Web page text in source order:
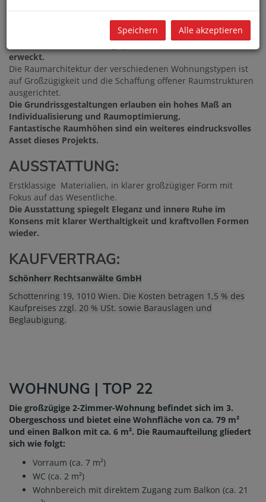
wurde State of the Art
in meisterhafter Qualität unter Wahrung der historisch
wertvollen Architektur mit modernster Technik
erweckt.
Die Raumarchitektur der verschiedenen Wohnungstypen ist
auf Großzügigkeit und die Schaffung offener Raumstrukturen
ausgerichtet.
Die Grundrissgestaltungen erlauben ein hohes Maß an
Individualisierung und Raumoptimierung.
Fantastische Raumhöhen sind ein weiteres eindrucksvolles
Asset dieses Projekts.
AUSSTATTUNG:
Erstklassige Materialien, in klarer großzügiger Form mit
Fokus auf das Wesentliche.
Die Ausstattung spiegelt Eleganz und innere Ruhe im
Konsens mit klarer Werthaltigkeit und kraftvollen Formen
wieder.
KAUFVERTRAG:
Schönherr Rechtsanwälte GmbH
Schottenring 19, 1010 Wien. Die Kosten betragen 1,5 % des
Kaufpreises zzgl. 20 % USt. sowie Barauslagen und
Beglaubigung.
WOHNUNG | TOP 22
Die großzügige 2-Zimmer-Wohnung befindet sich im 3.
Obergeschoss und bietet eine Wohnfläche von ca. 79 m²
und einen Balkon mit ca. 6 m². Die Raumaufteilung gliedert
sich wie folgt:
Vorraum (ca. 7 m²)
WC (ca. 2 m²)
Wohnbereich mit direktem Zugang zum Balkon (ca. 21
Speichern Alle akzeptieren